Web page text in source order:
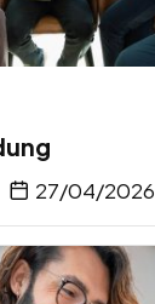
27/04/2026